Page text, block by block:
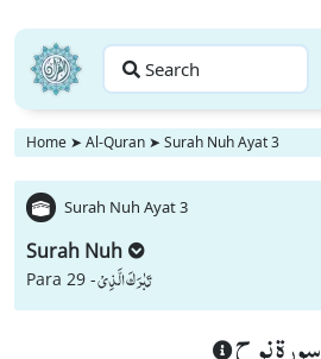
Search
Home ➤ Al-Quran ➤ Surah Nuh Ayat 3
Surah Nuh Ayat 3
Surah Nuh
Para 29 -تَبٰرَكَ الَّذِیْ
سورة نوح